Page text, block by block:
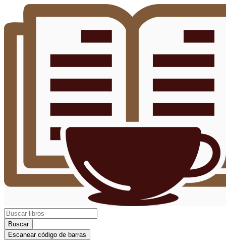
Buscar
Escanear código de barras